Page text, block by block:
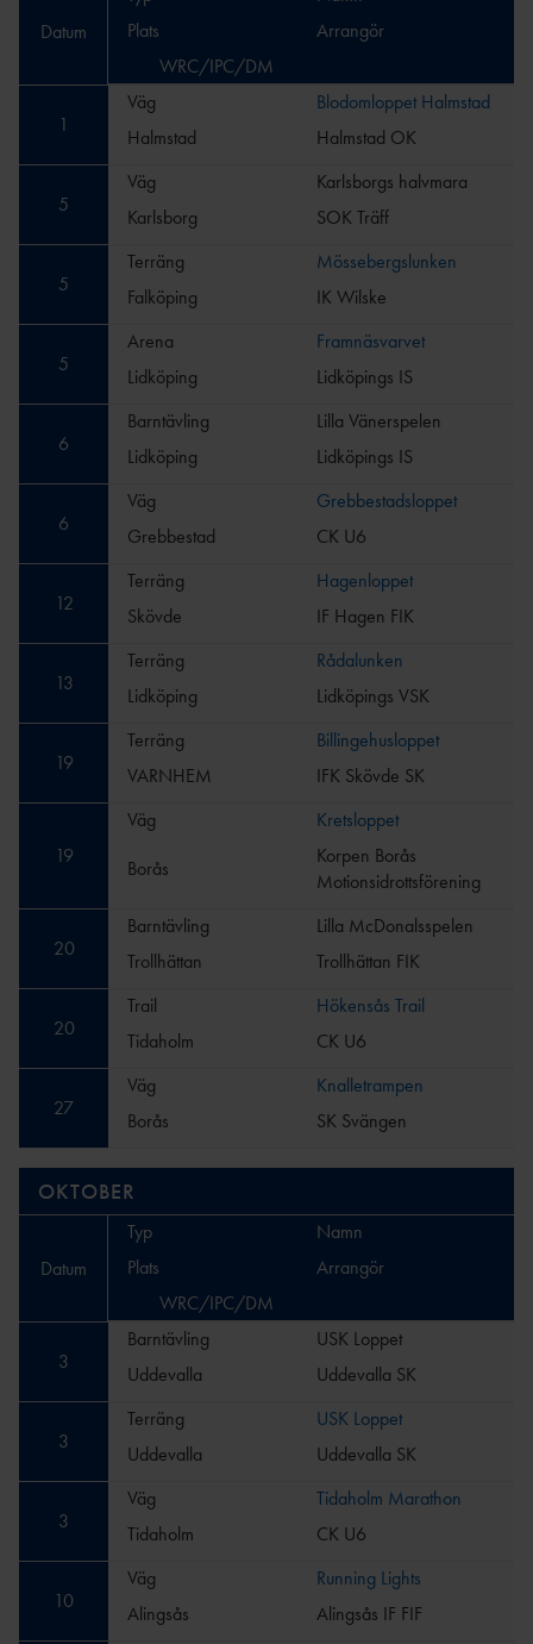
Datum
Plats
Arrangör
WRC/IPC/DM
1
Väg
Blodomloppet Halmstad
Halmstad
Halmstad OK
5
Väg
Karlsborgs halvmara
Karlsborg
SOK Träff
5
Terräng
Mössebergslunken
Falköping
IK Wilske
5
Arena
Framnäsvarvet
Lidköping
Lidköpings IS
6
Barntävling
Lilla Vänerspelen
Lidköping
Lidköpings IS
6
Väg
Grebbestadsloppet
Grebbestad
CK U6
12
Terräng
Hagenloppet
Skövde
IF Hagen FIK
13
Terräng
Rådalunken
Lidköping
Lidköpings VSK
19
Terräng
Billingehusloppet
VARNHEM
IFK Skövde SK
19
Väg
Kretsloppet
Borås
Korpen Borås
Motionsidrottsförening
20
Barntävling
Lilla McDonalsspelen
Trollhättan
Trollhättan FIK
20
Trail
Hökensås Trail
Tidaholm
CK U6
27
Väg
Knalletrampen
Borås
SK Svängen
OKTOBER
Datum
Typ
Namn
Plats
Arrangör
WRC/IPC/DM
3
Barntävling
USK Loppet
Uddevalla
Uddevalla SK
3
Terräng
USK Loppet
Uddevalla
Uddevalla SK
3
Väg
Tidaholm Marathon
Tidaholm
CK U6
10
Väg
Running Lights
Alingsås
Alingsås IF FIF